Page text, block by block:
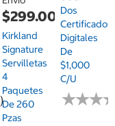
$299.00
Kirkland
Signature
Servilletas
4
Paquetes
De 260
Pzas
Dos
Certificados
Digitales
De
$1,000
C/u
★★★
★★★